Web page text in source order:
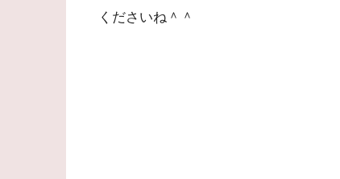
くださいね＾＾